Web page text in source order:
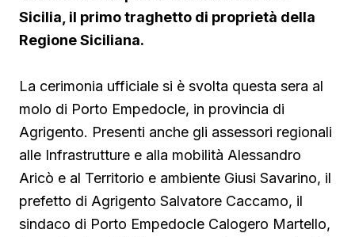
Sicilia, il primo traghetto di proprietà della
Regione Siciliana.
La cerimonia ufficiale si è svolta questa sera al
molo di Porto Empedocle, in provincia di
Agrigento. Presenti anche gli assessori regionali
alle Infrastrutture e alla mobilità Alessandro
Aricò e al Territorio e ambiente Giusi Savarino, il
prefetto di Agrigento Salvatore Caccamo, il
sindaco di Porto Empedocle Calogero Martello,